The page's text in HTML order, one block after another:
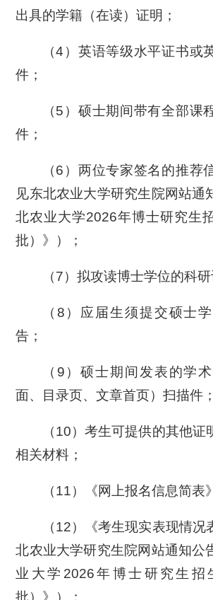
出具的学籍（在读）证明；
（4）英语等级水平证书或
件；
（5）硕士期间带有全部课
件；
（6）两位专家签名的推荐
见东北农业大学研究生院网站通
北农业大学2026年博士研究生
批）》）；
（7）拟攻读博士学位的科研
（8）应届生须提交硕士
告；
（9）硕士期间发表的学
面、目录页、文章首页）扫描件；
（10）考生可提供的其他证
相关材料；
（11）《网上报名信息简表
（12）《考生现实表现情况
北农业大学研究生院网站通知公
业大学2026年博士研究生招
批）》）；